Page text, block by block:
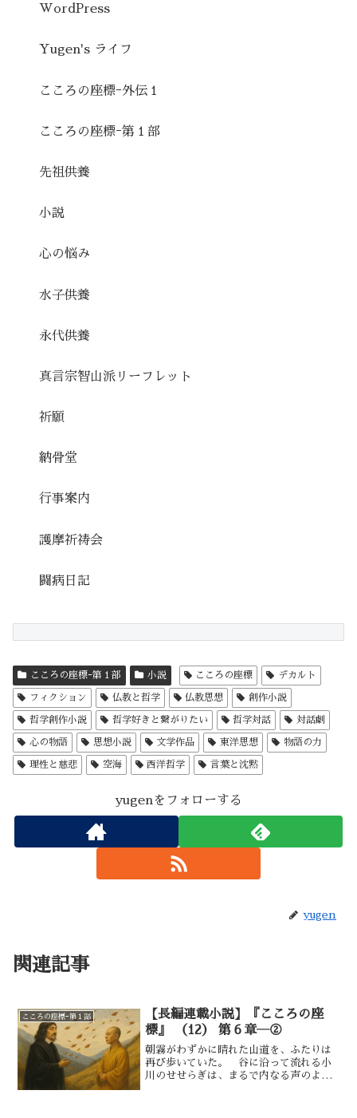
WordPress
Yugen's ライフ
こころの座標ｰ外伝１
こころの座標ｰ第１部
先祖供養
小説
心の悩み
水子供養
永代供養
真言宗智山派リーフレット
祈願
納骨堂
行事案内
護摩祈祷会
闘病日記
こころの座標ｰ第１部 小説 こころの座標 デカルト
フィクション 仏教と哲学 仏教思想 創作小説
哲学創作小説 哲学好きと繋がりたい 哲学対話 対話劇
心の物語 思想小説 文学作品 東洋思想 物語の力
理性と慈悲 空海 西洋哲学 言葉と沈黙
yugenをフォローする
yugen
関連記事
こころの座標ｰ第１部
【長編連載小説】『こころの座
標』 （12） 第６章―②
朝霧がわずかに晴れた山道を、ふたりは
再び歩いていた。 谷に沿って流れる小
川のせせらぎは、まるで内なる声のよう